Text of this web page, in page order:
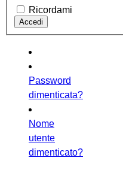
Ricordami
Password
dimenticata?
Nome
utente
dimenticato?